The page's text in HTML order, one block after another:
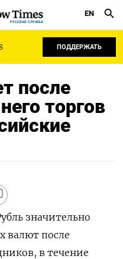
РУССКАЯ СЛУЖБА
EN
ПОДДЕРЖАТЬ
после
торгов
значительно
валют после
в течение